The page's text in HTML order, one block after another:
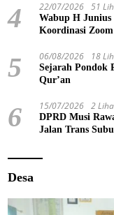
4 22/07/2026 51
Wabup H
Koordinasi
5 06/08/2026 18
Sejarah Pondok
Qur’an
6 15/07/2026 2
DPRD Musi
Jalan Trans
Desa